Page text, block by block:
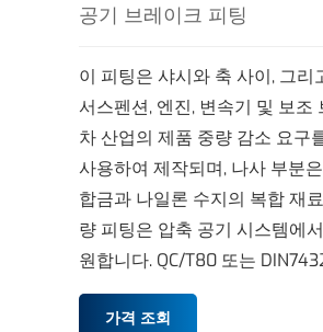
공기 브레이크 피팅
이 피팅은 샤시와 축 사이, 그
서스펜션, 엔진, 변속기 및 보
차 산업의 제품 중량 감소 요구
사용하여 제작되며, 나사 부분
합금과 나일론 수지의 복합 재
량 피팅은 압축 공기 시스템에
원합니다. QC/T80 또는
가격 조회